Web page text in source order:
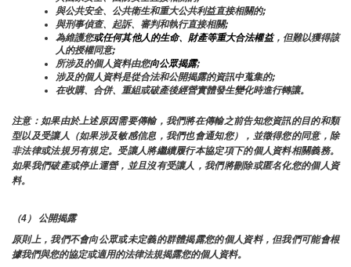
與公共安全、公共衛生和重大公共利益直接相關的;
與刑事偵查、起訴、審判和執行直接相關;
為維護您或任何其他人的生命、財產等重大合法權益，但難以獲得該
人的授權同意;
所涉及的個人資料由您向公眾揭露;
涉及的個人資料是從合法和公開揭露的資訊中蒐集的;
在收購、合併、重組或破產後經營實體發生變化時進行轉讓。
注意：如果由於上述原因需要傳輸，我們將在傳輸之前告知您資訊的目的和類
型以及受讓人（如果涉及敏感信息，我們也會通知您），並徵得您的同意，除
非法律或法規另有規定。受讓人將繼續履行本協定項下的個人資料相關義務。
如果我們破產或停止運營，並且沒有受讓人，我們將刪除或匿名化您的個人資
料。
（4） 公開揭露
原則上，我們不會向公眾或未定義的群體揭露您的個人資料，但我們可能會根
據我們與您的協定或適用的法律法規揭露您的個人資料。